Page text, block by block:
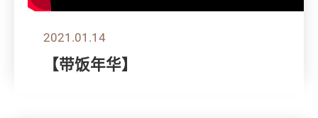
2021.01.14
【带饭年华】